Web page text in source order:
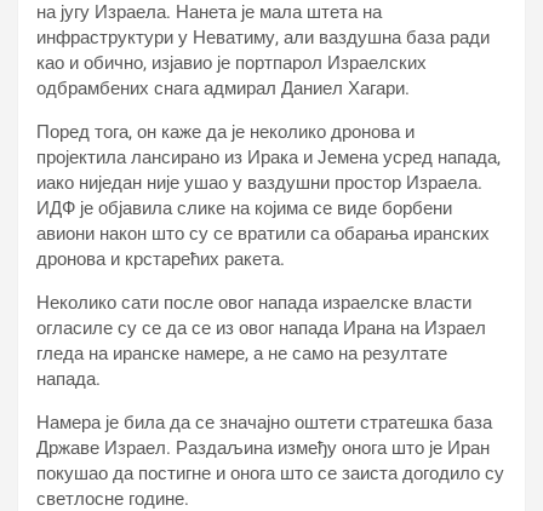
на југу Израела. Нанета је мала штета на
инфраструктури у Неватиму, али ваздушна база ради
као и обично, изјавио је портпарол Израелских
одбрамбених снага адмирал Даниел Хагари.
Поред тога, он каже да је неколико дронова и
пројектила лансирано из Ирака и Јемена усред напада,
иако ниједан није ушао у ваздушни простор Израела.
ИДФ је објавила слике на којима се виде борбени
авиони након што су се вратили са обарања иранских
дронова и крстарећих ракета.
Неколико сати после овог напада израелске власти
огласиле су се да се из овог напада Ирана на Израел
гледа на иранске намере, а не само на резултате
напада.
Намера је била да се значајно оштети стратешка база
Државе Израел. Раздаљина између онога што је Иран
покушао да постигне и онога што се заиста догодило су
светлосне године.